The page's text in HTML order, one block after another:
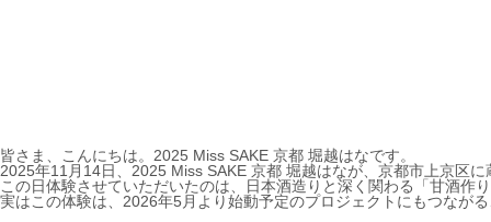
皆さま、こんにちは。2025 Miss SAKE 京都 堀越はなです。
2025年11月14日、2025 Miss SAKE 京都 堀越はなが、京都市上京区
この日体験させていただいたのは、日本酒造りと深く関わる「甘酒作
実はこの体験は、2026年5月より始動予定のプロジェクトにもつなが